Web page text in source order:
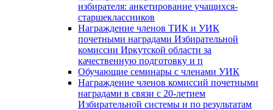
избирателя: анкетирование учащихся-
старшеклассников
Награждение членов ТИК и УИК
почетными наградами Избирательной
комиссии Иркутской области за
качественную подготовку и п
Обучающие семинары с членами УИК
Награждение членов комиссий почетными
наградами в связи с 20-летием
Избирательной системы и по результатам